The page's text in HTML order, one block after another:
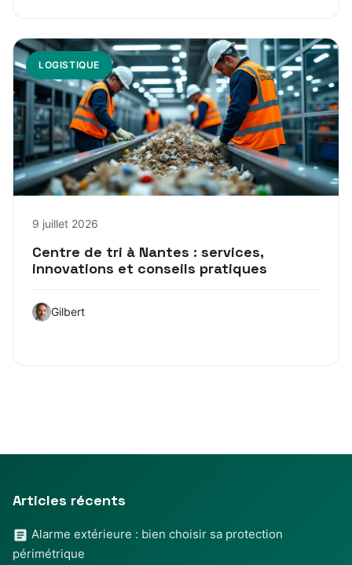
LOGISTIQUE
9 juillet 2026
Centre de tri à Nantes : services,
innovations et conseils pratiques
Gilbert
Articles récents
Alarme extérieure : bien choisir sa protection
périmétrique